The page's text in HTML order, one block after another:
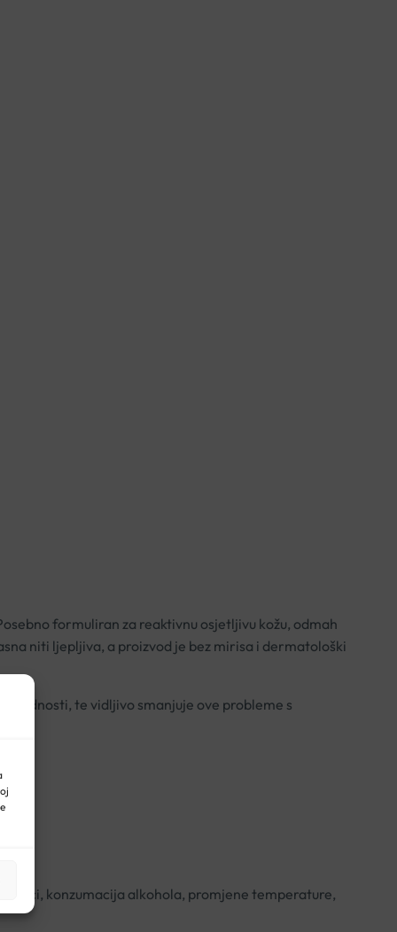
osebno formuliran za reaktivnu osjetljivu kožu, odmah
niti ljepljiva, a proizvod je bez mirisa i dermatološki
te vidljivo smanjuje ove probleme s
konzumacija alkohola, promjene temperature,